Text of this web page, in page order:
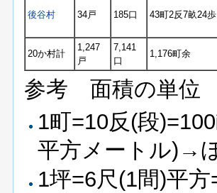
後谷村 34戸 185口 43町2反7畝24歩
20か村計
1,247
戸
7,141
口
1,176町余
参考 面積の単位
1町=10反(段
平方メートル)→
1坪=6尺(1間)平